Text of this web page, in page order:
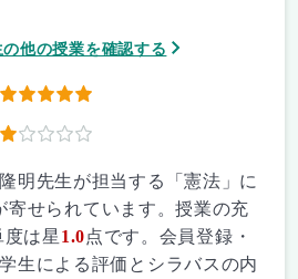
の他の授業を確認する
5
1
明先生が担当する「憲法」に
寄せられています。授業の充
度は星 1.0点です。会員登録・
生による評価とシラバスの内